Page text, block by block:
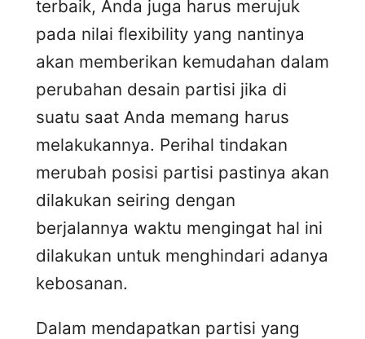
terbaik, Anda juga harus merujuk
pada nilai flexibility yang nantinya
akan memberikan kemudahan dalam
perubahan desain partisi jika di
suatu saat Anda memang harus
melakukannya. Perihal tindakan
merubah posisi partisi pastinya akan
dilakukan seiring dengan
berjalannya waktu mengingat hal ini
dilakukan untuk menghindari adanya
kebosanan.
Dalam mendapatkan partisi yang